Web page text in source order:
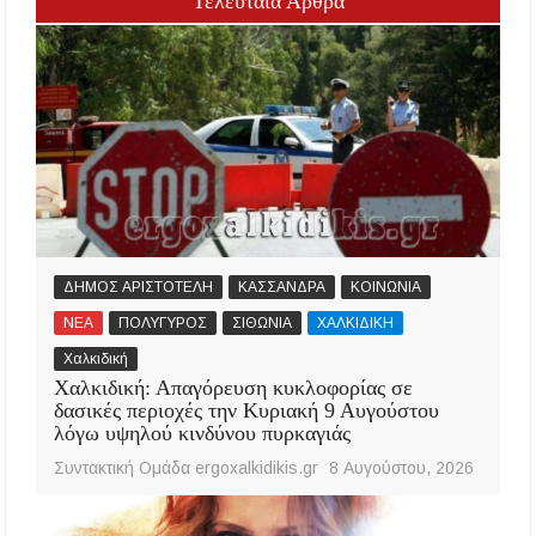
ΔΗΜΟΣ ΑΡΙΣΤΟΤΕΛΗ ΚΑΣΣΑΝΔΡΑ ΚΟΙΝΩΝΙΑ
ΝΕΑ ΠΟΛΥΓΥΡΟΣ ΣΙΘΩΝΙΑ ΧΑΛΚΙΔΙΚΗ
Χαλκιδική
Χαλκιδική: Απαγόρευση κυκλοφορίας σε
δασικές περιοχές την Κυριακή 9 Αυγούστου
λόγω υψηλού κινδύνου πυρκαγιάς
Συντακτική Ομάδα ergoxalkidikis.gr 8 Αυγούστου, 2026